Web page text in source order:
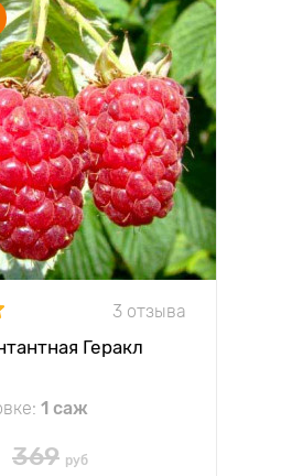
3 отзыва
Геракл
1 саж
369 руб